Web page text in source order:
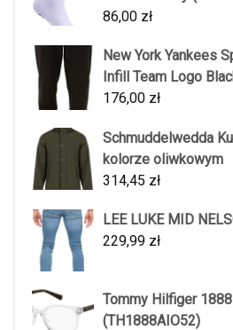
86,00 zł
New York Yankees
Infill Team Logo
176,00 zł
Schmuddelwedda
kolorze oliwkowym
314,45 zł
LEE LUKE MID
229,99 zł
Tommy Hilfiger
(TH1888AIO52)